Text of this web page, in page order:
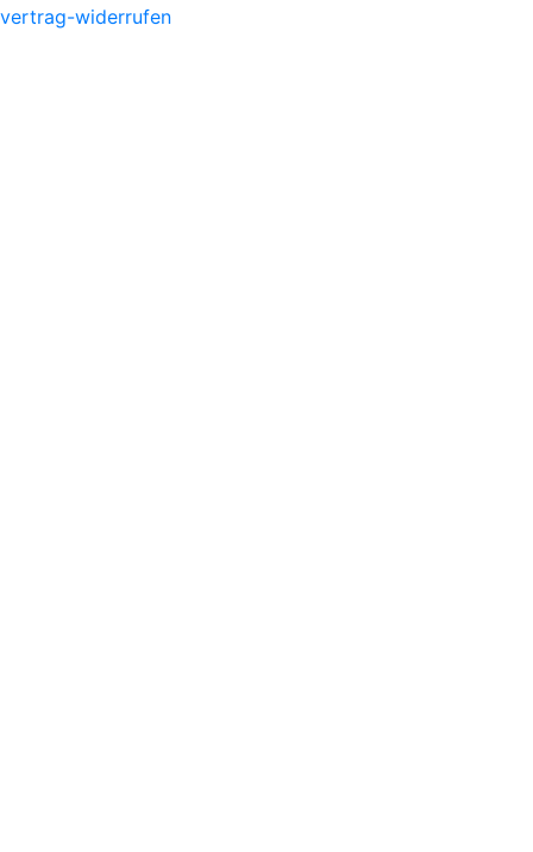
vertrag-widerrufen